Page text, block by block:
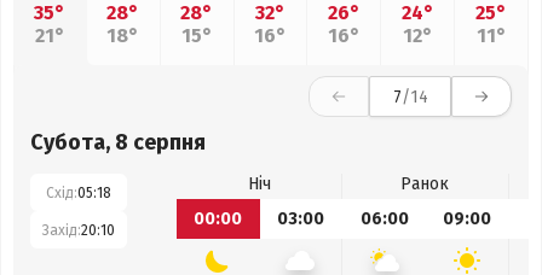
35°
21°
28°
18°
28°
15°
32°
16°
26°
16°
24°
12°
25°
11°
7/14
Субота, 8 серпня
Схід:05:18
Захід:20:10
Ніч
Ранок
00:00
03:00 06:00 09:00